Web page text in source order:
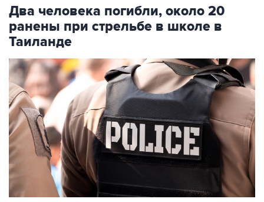
Два человека погибли, около 20
ранены при стрельбе в школе в
Таиланде